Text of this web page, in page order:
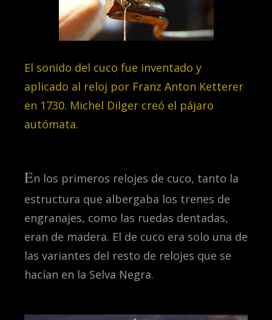
El sonido del cuco fue inventado y
aplicado al reloj por Franz Anton Ketterer
en 1730. Michel Dilger creó el pájaro
autómata.
En los primeros relojes de cuco, tanto la
estructura que albergaba los trenes de
engranajes, como las ruedas dentadas,
eran de madera. El de cuco era solo una de
las variantes del resto de relojes que se
hacían en la Selva Negra.